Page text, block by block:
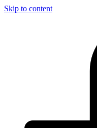
Skip to content